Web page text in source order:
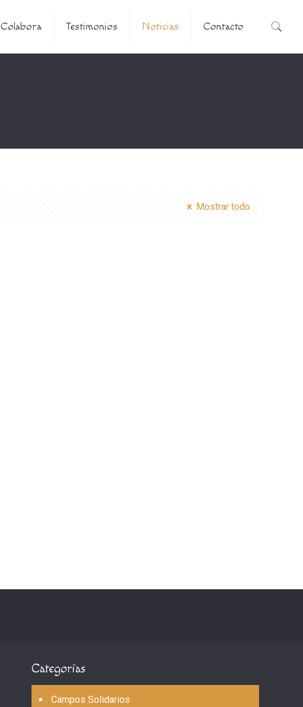
Colabora Testimonios Noticias Contacto
Mostrar todo
Categorías
Campos Solidarios